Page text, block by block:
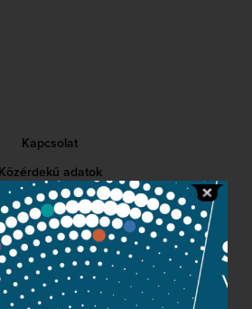
Kapcsolat
Közérdekű adatok
Sajtószoba
Adatvédelem
Impresszum